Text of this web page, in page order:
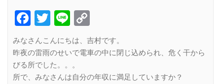
Facebook
Twitter
Line
Link
みなさんこんにちは、吉村です。
昨夜の雷雨のせいで電車の中に閉じ込められ、危く干から
びる所でした。。。
所で、みなさんは自分の年収に満足していますか？